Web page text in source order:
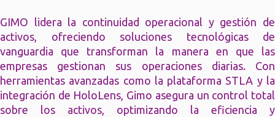
GIMO lidera la continuidad operacional y gestión de
activos, ofreciendo soluciones tecnológicas de
vanguardia que transforman la manera en que las
empresas gestionan sus operaciones diarias. Con
herramientas avanzadas como la plataforma STLA y la
integración de HoloLens, Gimo asegura un control total
sobre los activos, optimizando la eficiencia y